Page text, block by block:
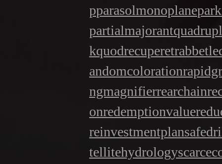
pparasolmonoplane
partialmajorant
kquodrecuperet
andomcoloration
ngmagnifierrearchain
onredemptionvalue
reinvestmentplan
tellitehydrology